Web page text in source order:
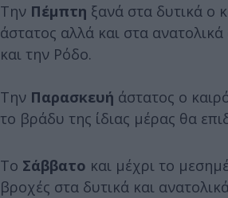
Την Πέμπτη ξανά στα δυτικά ο
άστατος αλλά και στα
και την Ρόδο.
Την Παρασκευή άστατος ο
το βράδυ της ίδιας μέρας θα
Το Σάββατο και μέχρι το
βροχές στα δυτικά και